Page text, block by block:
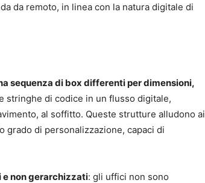
da remoto, in linea con la natura digitale di
sequenza di box differenti per dimensioni,
stringhe di codice in un flusso digitale,
al soffitto. Queste strutture alludono ai
grado di personalizzazione, capaci di
non gerarchizzati: gli uffici non sono